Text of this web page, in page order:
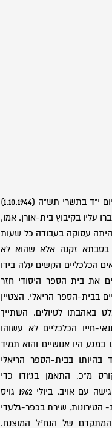
בן יחיד להוריו יהושע ומלכה. נולד ביום י"ד בתשרי תש"ה (1.10.1944)
עליו בקיבוץ בית-אורן. אמו,
עסוקה בעבודה כל שעות
בסבתא זקנה אלא שהוא לא
הכלכליים הקשים עלה בידו
את בית הספר היסודי חזר
בבית-הספר הריאלי. הצטיין
באהבתו לטיולים. השתייך
חייו הכלכליים לא עשוהו
היו אנושיים והוא תמיד
בבית-הספר הריאלי
מ"כ, התאמן בג'ודו כדי
להתחשל ולהיות מוכן לכל מצב בפגישה עם אויב. ביולי 1962 גויס
שירת בכפר-גלעדי
של הנח"ל המוצנח.